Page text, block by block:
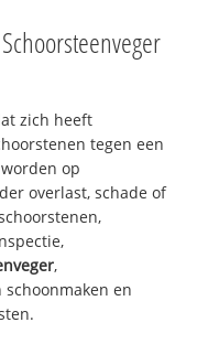
zich heeft
tegen een
op
overlast, schade of
,
en